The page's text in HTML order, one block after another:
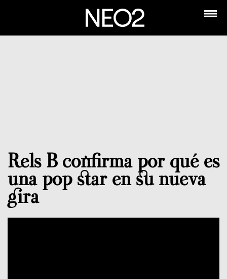
Rels B confirma por qué es
una pop star en su nueva
gira